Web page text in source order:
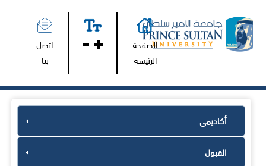
الصفحة
الرئيسة
اتصل
أكاديمي
القبول